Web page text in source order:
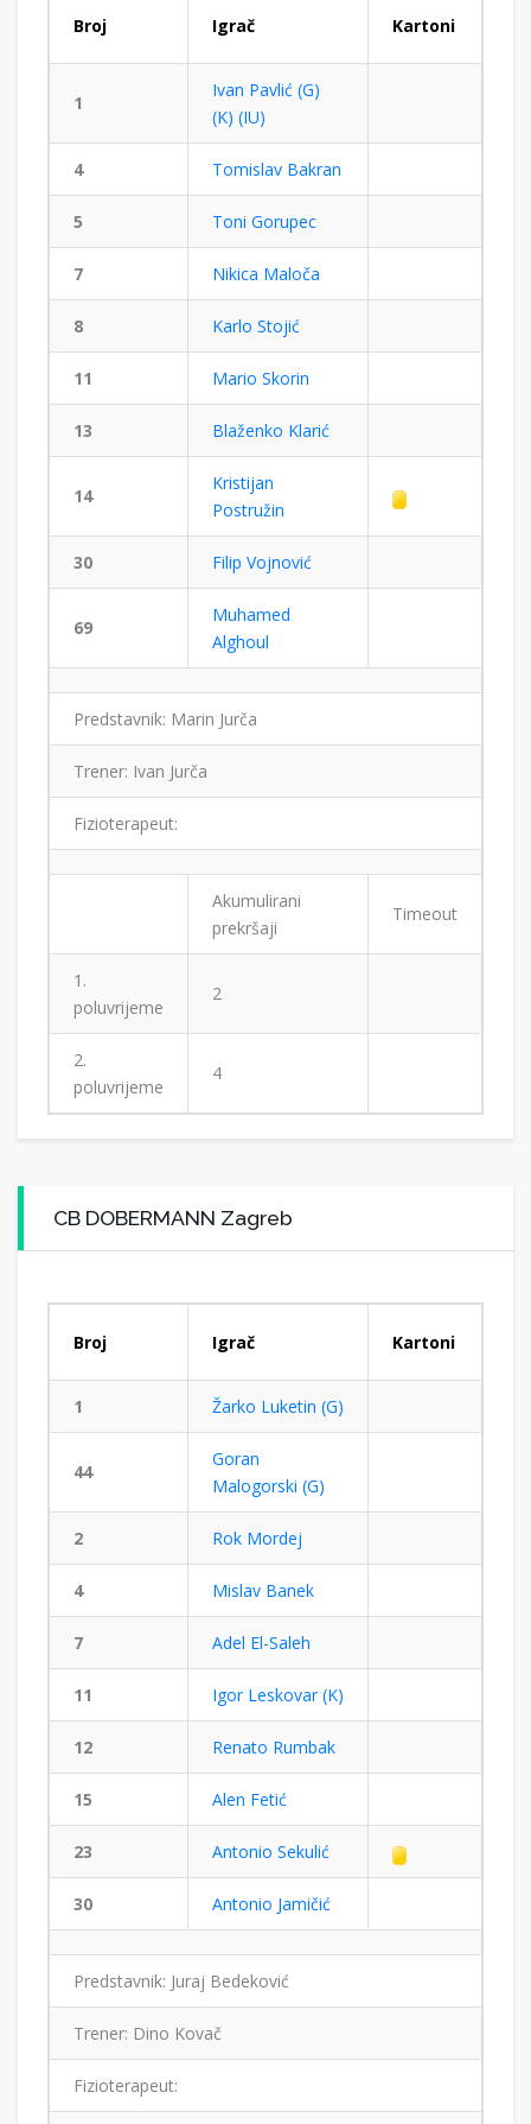
Broj Igrač Kartoni
1
Ivan Pavlić (G)
(K) (IU)
4 Tomislav Bakran
5 Toni Gorupec
7 Nikica Maloča
8 Karlo Stojić
11 Mario Skorin
13 Blaženko Klarić
14
Kristijan
Postružin
30 Filip Vojnović
69
Muhamed
Alghoul
Predstavnik: Marin Jurča
Trener: Ivan Jurča
Fizioterapeut:
Akumulirani
prekršaji
Timeout
1.
poluvrijeme
2
2.
poluvrijeme
4
CB DOBERMANN Zagreb
Broj Igrač Kartoni
1 Žarko Luketin (G)
44
Goran
Malogorski (G)
2 Rok Mordej
4 Mislav Banek
7 Adel El-Saleh
11 Igor Leskovar (K)
12 Renato Rumbak
15 Alen Fetić
23 Antonio Sekulić
30 Antonio Jamičić
Predstavnik: Juraj Bedeković
Trener: Dino Kovač
Fizioterapeut: